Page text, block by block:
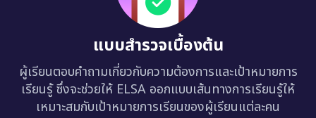
แบบสำรวจเบื้องต้น
ผู้เรียนตอบคำถามเกี่ยวกับความต้องการและเป้าหมายการ
เรียนรู้ ซึ่งจะช่วยให้ ELSA ออกแบบเส้นทางการเรียนรู้ให้
เหมาะสมกับเป้าหมายการเรียนของผู้เรียนแต่ละคน